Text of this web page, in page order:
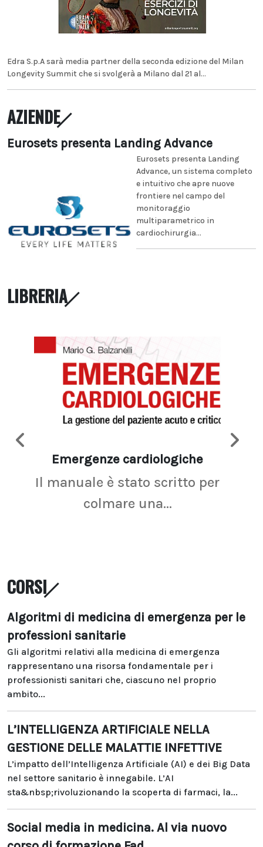
Edra S.p.A sarà media partner della seconda edizione del Milan
Longevity Summit che si svolgerà a Milano dal 21 al...
AZIENDE
Eurosets presenta Landing Advance
Eurosets presenta Landing
Advance, un sistema completo
e intuitivo che apre nuove
frontiere nel campo del
monitoraggio
multiparametrico in
cardiochirurgia...
LIBRERIA
Emergenze cardiologiche
Il manuale è stato scritto per
colmare una...
CORSI
Algoritmi di medicina di emergenza per le
professioni sanitarie
Gli algoritmi relativi alla medicina di emergenza
rappresentano una risorsa fondamentale per i
professionisti sanitari che, ciascuno nel proprio
ambito...
L’INTELLIGENZA ARTIFICIALE NELLA
GESTIONE DELLE MALATTIE INFETTIVE
L’impatto dell’Intelligenza Artificiale (AI) e dei Big Data
nel settore sanitario è innegabile. L’AI
sta&nbsp;rivoluzionando la scoperta di farmaci, la...
Social media in medicina. Al via nuovo